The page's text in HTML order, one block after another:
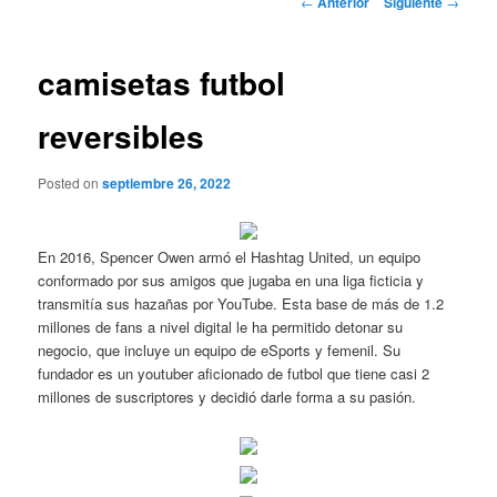
camisetas futbol
reversibles
Posted onseptiembre 26, 2022
En 2016, Spencer Owen armó el Hashtag United, un equipo
conformado por sus amigos que jugaba en una liga ficticia y
transmitía sus hazañas por YouTube. Esta base de más de 1.2
millones de fans a nivel digital le ha permitido detonar su
negocio, que incluye un equipo de eSports y femenil. Su
fundador es un youtuber aficionado de futbol que tiene casi 2
millones de suscriptores y decidió darle forma a su pasión.